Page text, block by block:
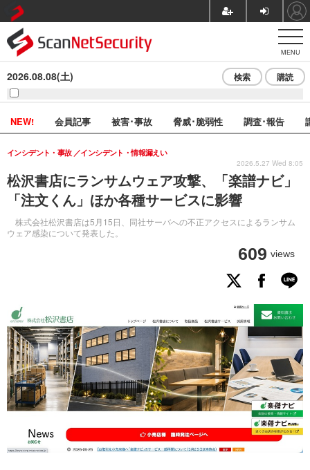
MENU
2026.08.08(土) 検索 購読
NEW! 会員記事 被害･事故 脅威･脆弱性 調査･報告
松沢書店にランサムウェア攻撃、「楽譜ナビ」
「注文くん」ほか各種サービスに影響
株式会社松沢書店は5月15日、同社サーバへの不正アクセスによるランサム
ウェア感染について発表した。
インシデント・事故 インシデント・情報漏えい
609 views
2026.5.27 Wed 8:05